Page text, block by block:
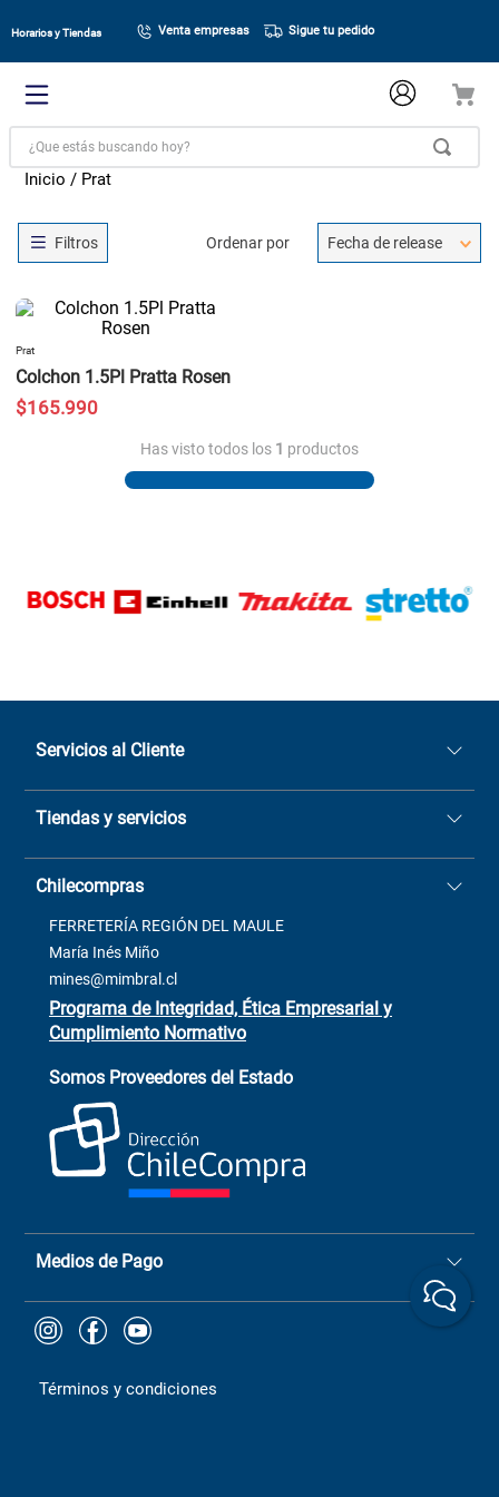
Horarios y Tiendas Venta empresas Sigue tu pedido
¿Que estás buscando hoy?
Prat
Ordenar por Fecha de release
Prat
Colchon 1.5Pl Pratta Rosen
$165.990
Has visto todos los 1 productos
Servicios al Cliente
Quiénes somos
Sucursales
Términos y condiciones
Contacto
Venta Terreno
Trabaja con Nosotros
+(73) 256
ChileCompras
+56 9 9888 9549
Tiendas y servicios
Casa Matriz: Avenida Chorrillos
2137 San Javier, Fono (73)
Chilecompras
FERRETERÍA REGIÓN DEL MAULE
María Inés Miño
mines@mimbral.cl
Programa de Integridad, Ética Empresarial y
Cumplimiento Normativo
Somos Proveedores del Estado
Medios de Pago
Términos y condiciones